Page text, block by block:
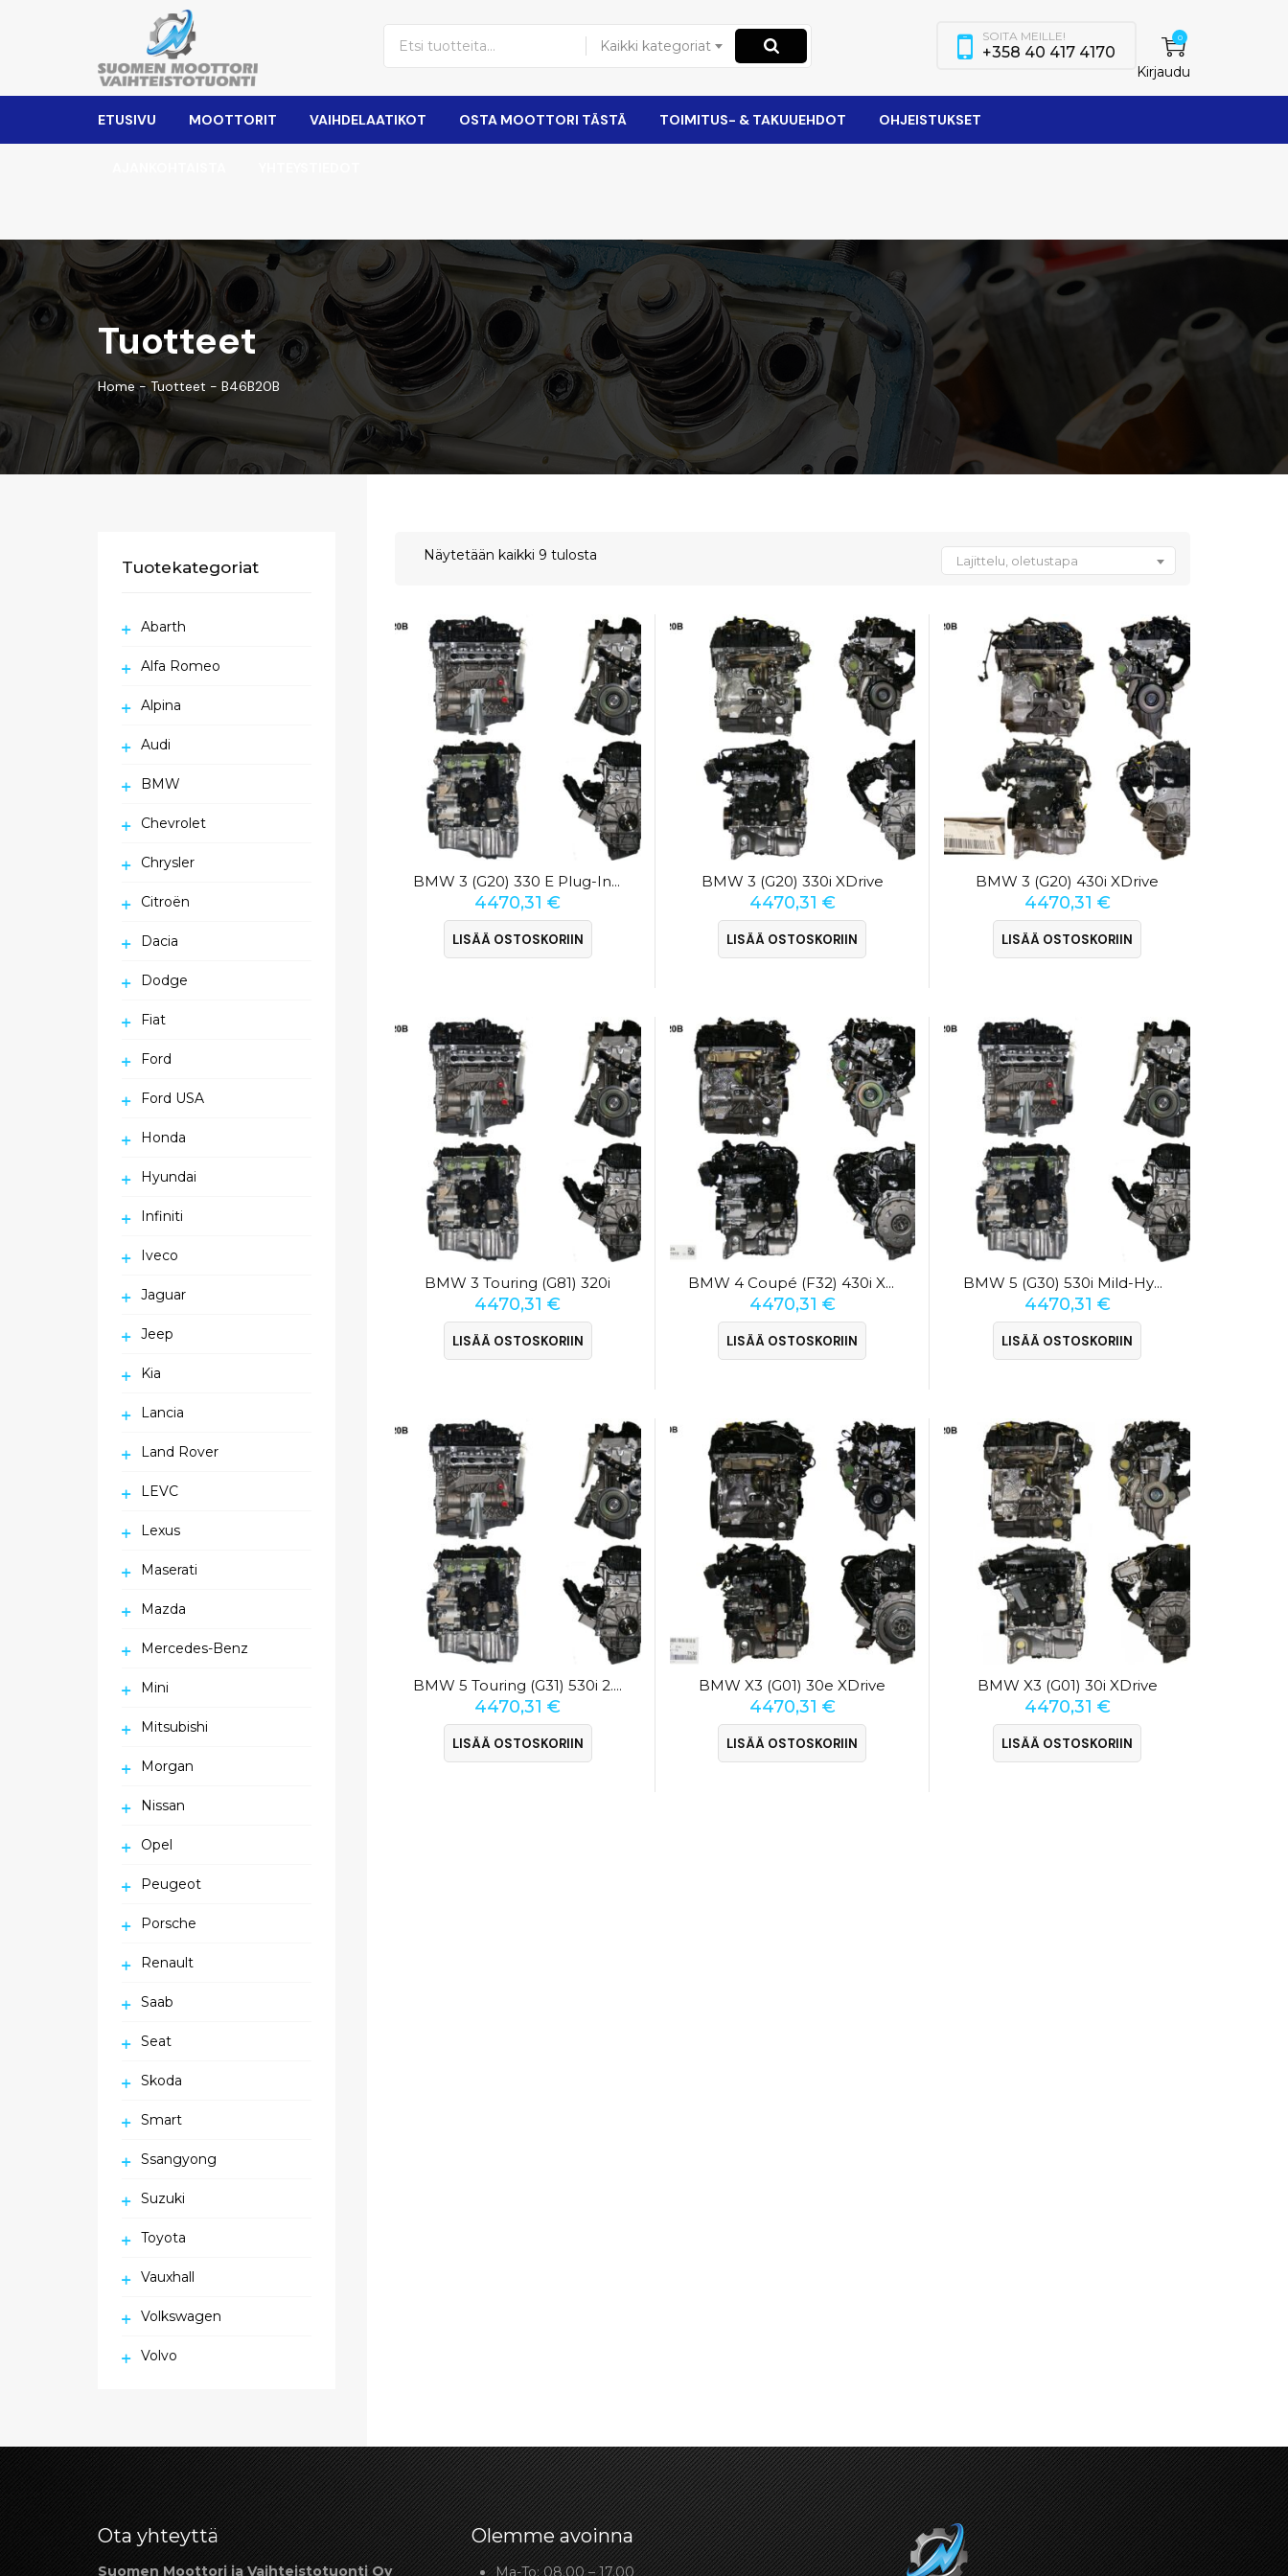
Kaikki kategoriat 0
Kirjaudu
SOITA MEILLE!
+358 40 417 4170
ETUSIVU MOOTTORIT VAIHDELAATIKOT OSTA MOOTTORI TÄSTÄ TOIMITUS- & TAKUUEHDOT OHJEISTUKSET
Tuotteet
Home-Tuotteet - B46B20B
Näytetään kaikki 9 tulosta Lajittelu, oletustapa
BMW 3 (G20) 330 E Plug-In-Hybrid
4470,31€
LISÄÄ OSTOSKORIIN
BMW 3 (G20) 330i XDrive
4470,31 €
LISÄÄ OSTOSKORIIN
BMW 3 (G20) 430i XDrive
4470,31 €
LISÄÄ OSTOSKORIIN
BMW 3 Touring (G81) 320i
4470,31€
LISÄÄ OSTOSKORIIN
BMW 4 Coupé (F32) 430i XDrive
4470,31 €
LISÄÄ OSTOSKORIIN
BMW 5 (G30) 530i Mild-Hybrid
4470,31 €
LISÄÄ OSTOSKORIIN
BMW 5 Touring (G31) 530i 2.0
4470,31€
LISÄÄ OSTOSKORIIN
BMW X3 (G01) 30e XDrive
4470,31 €
LISÄÄ OSTOSKORIIN
BMW X3 (G01) 30i XDrive
4470,31 €
LISÄÄ OSTOSKORIIN
Tuotekategoriat
Abarth
Alfa Romeo
Alpina
Audi
BMW
Chevrolet
Chrysler
Citroën
Dacia
Dodge
Fiat
Ford
Ford USA
Honda
Hyundai
Infiniti
Iveco
Jaguar
Jeep
Kia
Lancia
Land Rover
LEVC
Lexus
Maserati
Mazda
Mercedes-Benz
Mini
Mitsubishi
Morgan
Nissan
Opel
Peugeot
Porsche
Renault
Saab
Seat
Skoda
Smart
Ssangyong
Suzuki
Toyota
Vauxhall
Volkswagen
Volvo
Ota yhteyttä
Suomen Moottori ja Vaihteistotuonti Oy
Olemme avoinna
Ma-To: 08.00 – 17.00